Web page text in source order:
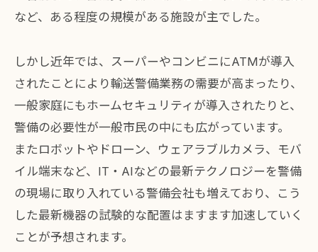
など、ある程度の規模がある施設が主でした。
しかし近年では、スーパーやコンビニにATMが導入
されたことにより輸送警備業務の需要が高まったり、
一般家庭にもホームセキュリティが導入されたりと、
警備の必要性が一般市民の中にも広がっています。
またロボットやドローン、ウェアラブルカメラ、モバ
イル端末など、IT・AIなどの最新テクノロジーを警備
の現場に取り入れている警備会社も増えており、こう
した最新機器の試験的な配置はますます加速していく
ことが予想されます。